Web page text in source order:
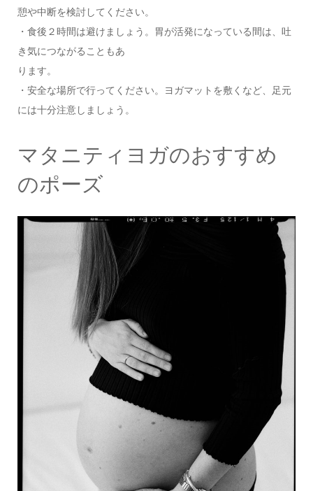
憩や中断を検討してください。
・食後２時間は避けましょう。胃が活発になっている間は、吐
き気につながることもあ
ります。
・安全な場所で行ってください。ヨガマットを敷くなど、足元
には十分注意しましょう。
マタニティヨガのおすすめ
のポーズ